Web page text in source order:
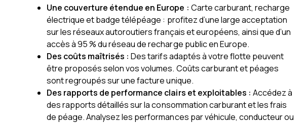
Une couverture étendue en Europe : Carte carburant, recharge
électrique et badge télépéage : profitez d’une large acceptation
sur les réseaux autoroutiers français et européens, ainsi que d’un
accès à 95 % du réseau de recharge public en Europe.
Des coûts maîtrisés : Des tarifs adaptés à votre flotte peuvent
être proposés selon vos volumes. Coûts carburant et péages
sont regroupés sur une facture unique.
Des rapports de performance clairs et exploitables : Accédez à
des rapports détaillés sur la consommation carburant et les frais
de péage. Analysez les performances par véhicule, conducteur ou